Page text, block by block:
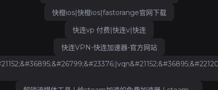
快橙ios|快橙ios|fastorange官网下载
快连vp 付费|快连v|快连
快连VPN-快连加速器-官方网站